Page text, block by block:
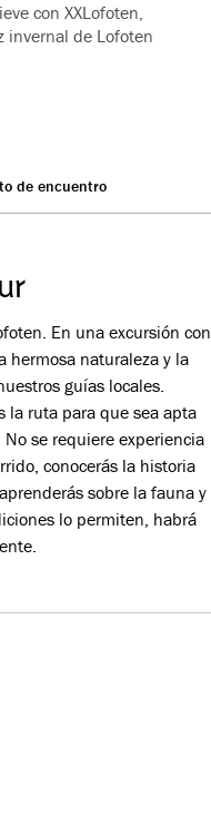
con XXLofoten,
invernal de Lofoten
de encuentro
En una excursión con
hermosa naturaleza y la
guías locales.
la ruta para que sea apta
se requiere experiencia
conocerás la historia
sobre la fauna y
lo permiten, habrá